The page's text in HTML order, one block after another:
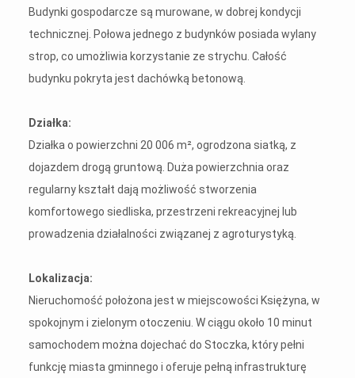
Budynki gospodarcze są murowane, w dobrej kondycji
technicznej. Połowa jednego z budynków posiada wylany
strop, co umożliwia korzystanie ze strychu. Całość
budynku pokryta jest dachówką betonową.
Działka:
Działka o powierzchni 20 006 m², ogrodzona siatką, z
dojazdem drogą gruntową. Duża powierzchnia oraz
regularny kształt dają możliwość stworzenia
komfortowego siedliska, przestrzeni rekreacyjnej lub
prowadzenia działalności związanej z agroturystyką.
Lokalizacja:
Nieruchomość położona jest w miejscowości Księżyna, w
spokojnym i zielonym otoczeniu. W ciągu około 10 minut
samochodem można dojechać do Stoczka, który pełni
funkcję miasta gminnego i oferuje pełną infrastrukturę